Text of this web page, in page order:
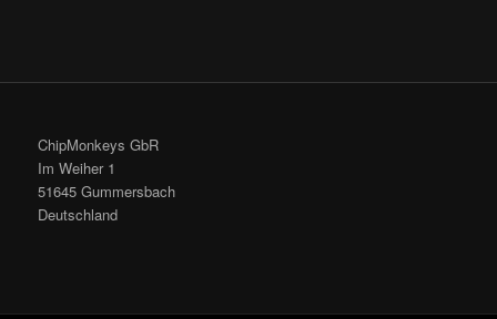
ChipMonkeys GbR
Im Weiher 1
51645 Gummersbach
Deutschland